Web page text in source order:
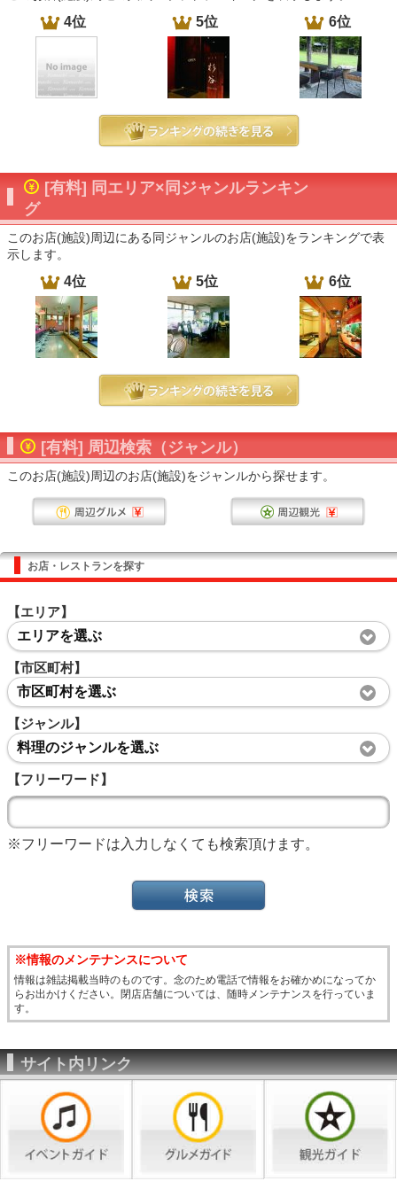
4位 5位 6位
[有料] 同エリア×同ジャンルランキン
グ
このお店(施設)周辺にある同ジャンルのお店(施設)をランキングで表
示します。
4位 5位 6位
[有料] 周辺検索（ジャンル）
このお店(施設)周辺のお店(施設)をジャンルから探せます。
お店・レストランを探す
【エリア】
エリアを選ぶ
【市区町村】
市区町村を選ぶ
【ジャンル】
料理のジャンルを選ぶ
【フリーワード】
※フリーワードは入力しなくても検索頂けます。
※情報のメンテナンスについて
情報は雑誌掲載当時のものです。念のため電話で情報をお確かめになってか
らお出かけください。閉店店舗については、随時メンテナンスを行っていま
す。
サイト内リンク